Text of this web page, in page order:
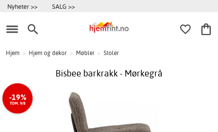
Nyheter >> SALG >>
Hjem > Hjem og dekor > Møbler > Stoler
Bisbee barkrakk - Mørkegrå
-19%
TOM. 9/8